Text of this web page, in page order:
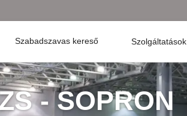
Szabadszavas kereső Szolgáltatások
- SOPRON